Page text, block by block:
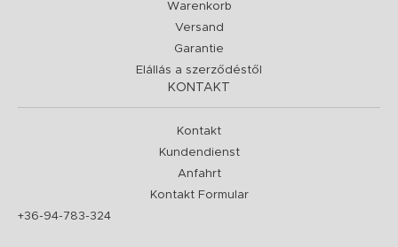
Warenkorb
Versand
Garantie
Elállás a szerződéstől
KONTAKT
Kontakt
Kundendienst
Anfahrt
Kontakt Formular
+36-94-783-324